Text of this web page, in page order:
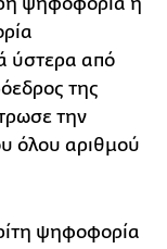
ψηφοφορία η
ύστερα από
της
την
όλου αριθμού
ψηφοφορία